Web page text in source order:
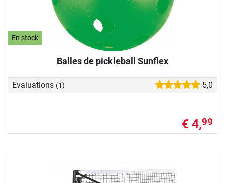
En stock
Balles de pickleball Sunflex
Evaluations (1) 5,0
€ 4,99